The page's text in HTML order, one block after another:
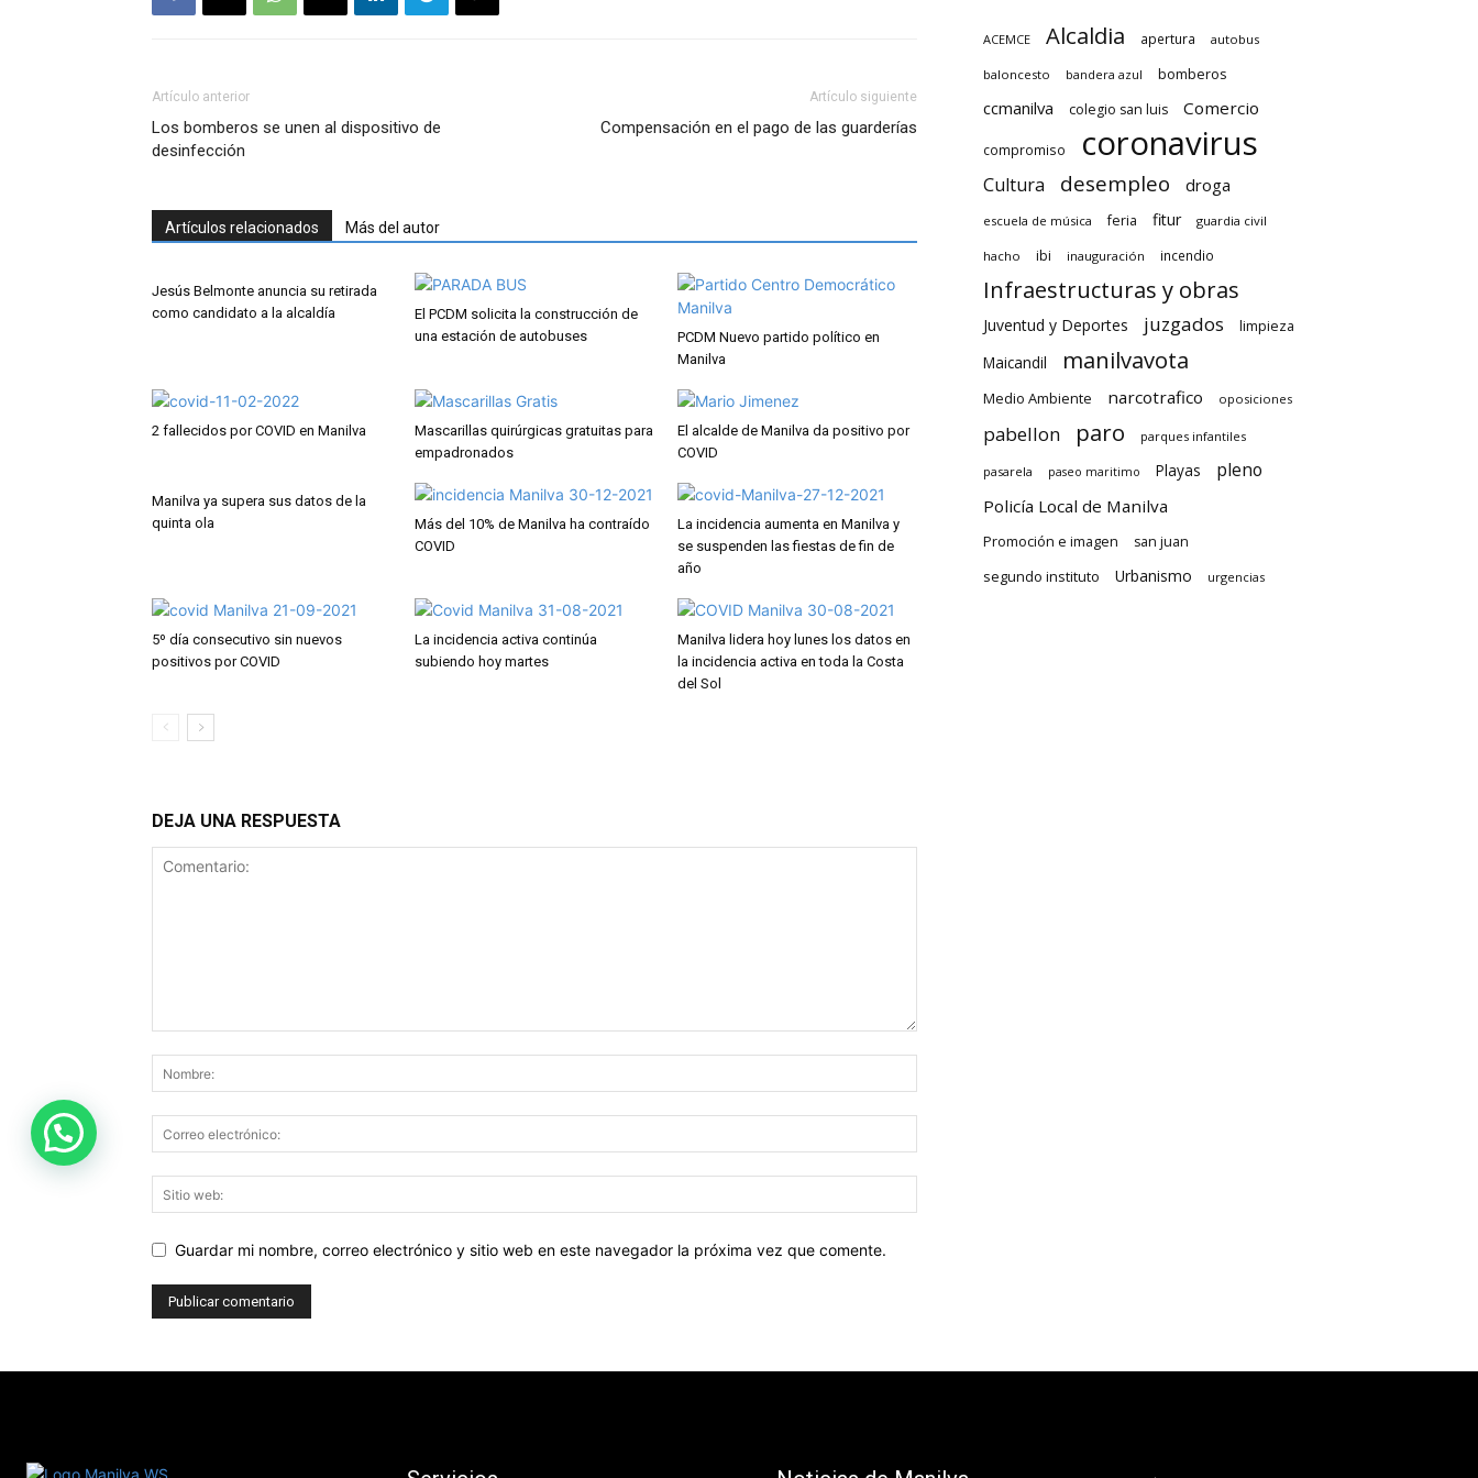
Artículo anterior
Los bomberos se unen al dispositivo de
desinfección
Artículo siguiente
Compensación en el pago de las guarderías
Artículos relacionados Más del autor
Jesús Belmonte anuncia su retirada
como candidato a la alcaldía
El PCDM solicita la construcción de
una estación de autobuses
PCDM Nuevo partido político en
Manilva
2 fallecidos por COVID en Manilva
Mascarillas quirúrgicas gratuitas para
empadronados
El alcalde de Manilva da positivo por
COVID
Manilva ya supera sus datos de la
quinta ola
Más del 10% de Manilva ha contraído
COVID
La incidencia aumenta en Manilva y
se suspenden las fiestas de fin de
año
5º día consecutivo sin nuevos
positivos por COVID
La incidencia activa continúa
subiendo hoy martes
Manilva lidera hoy lunes los datos en
la incidencia activa en toda la Costa
del Sol
DEJA UNA RESPUESTA
Guardar mi nombre, correo electrónico y sitio web en este navegador la próxima vez que comente.
ACEMCE Alcaldia apertura autobus
baloncesto bandera azul bomberos
ccmanilva colegio san luis Comercio
compromiso coronavirus
Cultura desempleo droga
escuela de música feria fitur guardia civil
hacho ibi inauguración incendio
Infraestructuras y obras
Juventud y Deportes juzgados
limpieza
Maicandil
manilvavota
Medio Ambiente narcotrafico oposiciones
pabellon paro parques infantiles
pasarela paseo maritimo Playas pleno
Policía Local de Manilva
Promoción e imagen san juan
segundo instituto Urbanismo urgencias